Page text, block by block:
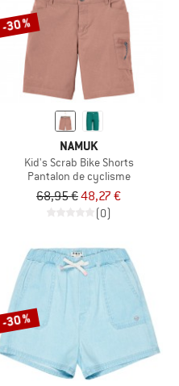
-30 %
NAMUK
Kid's Scrab Bike Shorts
Pantalon de cyclisme
68,95 €48,27 €
(0)
-30 %